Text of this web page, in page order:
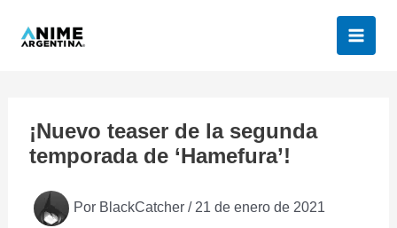
¡Nuevo teaser de la segunda
temporada de ‘Hamefura’!
Por BlackCatcher / 21 de enero de 2021